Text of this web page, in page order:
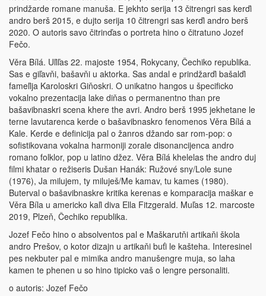
prindžarde romane manuša. E jekhto serija 13 čitrengri sas kerďi
andro berš 2015, e dujto serija 10 čitrengri sas kerďi andro berš
2020. O autoris savo čitrinďas o portreta hino o čitratuno Jozef
Fečo.
Věra Bílá. Uľiľas 22. majoste 1954, Rokycany, Čechiko republika.
Sas e giľavňi, bašavňi u aktorka. Sas andal e prindžarďi bašalďi
fameľija Karoloskri Giňoskri. O unikatno hangos u špecificko
vokalno prezentacija lake diňas o permanentno than pre
bašavibnaskri scena khere the avri. Andro berš 1995 jekhetane le
terne lavutarenca kerde o bašavibnaskro fenomenos Věra Bílá a
Kale. Kerde e definicija pal o žanros džando sar rom-pop: o
sofistikovana vokalna harmoniji zorale disonancijenca andro
romano folklor, pop u latino džez. Věra Bílá khelelas the andro duj
filmi khatar o režiseris Dušan Hanák: Ružové sny/Lole sune
(1976), Ja milujem, ty miluješ/Me kamav, tu kames (1980).
Buterval o bašavibnaskre kritika kerenas e komparacija maškar e
Věra Bíla u americko kaľi diva Ella Fitzgerald. Muľas 12. marcoste
2019, Plzeň, Čechiko republika.
Jozef Fečo hino o absolventos pal e Maškarutňi artikaňi škola
andro Prešov, o kotor dizajn u artikaňi buťi le kašteha. Interesinel
pes nekbuter pal e mimika andro manušengre muja, so laha
kamen te phenen u so hino tipicko vaš o lengre personaliti.
o autoris: Jozef Fečo